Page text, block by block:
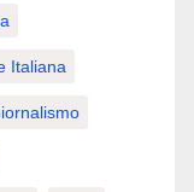
Italiana